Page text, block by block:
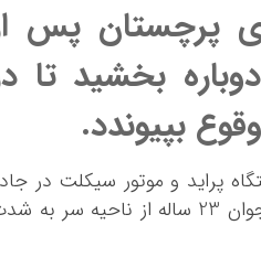
پرچستان پس
جان دوباره بخشید تا
بپیوندد.
پراید و موتور سیکلت در
پرچستان که این روزها حوادث آن به سوژه رسانه‌ها تبدیل شده است، یک جوان 23 ساله از ناحیه